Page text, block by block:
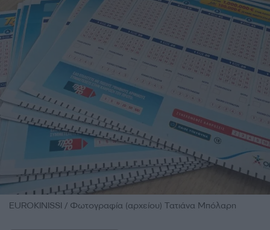
EUROKINISSI / Φωτογραφία (αρχείου) Τατιάνα Μπόλαρη